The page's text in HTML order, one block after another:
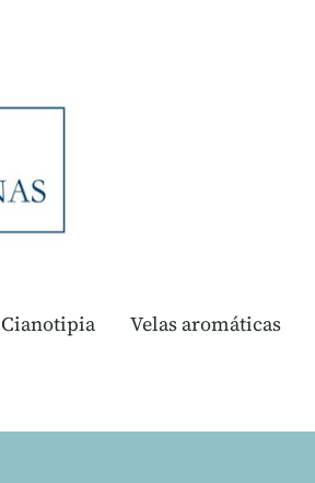
Cianotipia Velas aromáticas